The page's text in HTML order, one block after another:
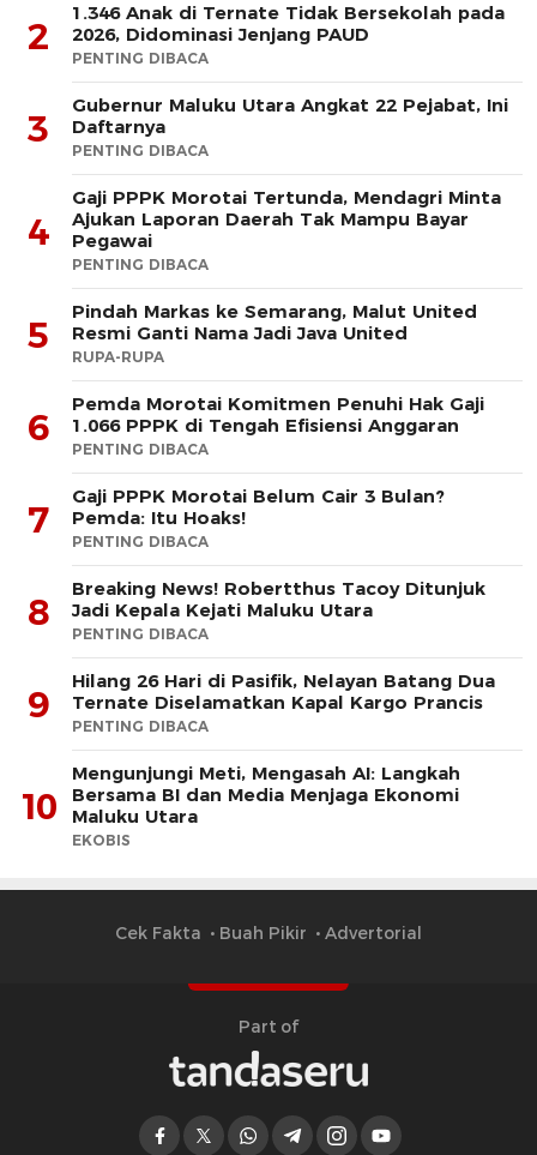
2
1.346 Anak di Ternate Tidak Bersekolah pada
2026, Didominasi Jenjang PAUD
PENTING DIBACA
3
Gubernur Maluku Utara Angkat 22 Pejabat, Ini
Daftarnya
PENTING DIBACA
4
Gaji PPPK Morotai Tertunda, Mendagri Minta
Ajukan Laporan Daerah Tak Mampu Bayar
Pegawai
PENTING DIBACA
5
Pindah Markas ke Semarang, Malut United
Resmi Ganti Nama Jadi Java United
RUPA-RUPA
6
Pemda Morotai Komitmen Penuhi Hak Gaji
1.066 PPPK di Tengah Efisiensi Anggaran
PENTING DIBACA
7
Gaji PPPK Morotai Belum Cair 3 Bulan?
Pemda: Itu Hoaks!
PENTING DIBACA
8
Breaking News! Robertthus Tacoy Ditunjuk
Jadi Kepala Kejati Maluku Utara
PENTING DIBACA
9
Hilang 26 Hari di Pasifik, Nelayan Batang Dua
Ternate Diselamatkan Kapal Kargo Prancis
PENTING DIBACA
10
Mengunjungi Meti, Mengasah AI: Langkah
Bersama BI dan Media Menjaga Ekonomi
Maluku Utara
EKOBIS
Cek Fakta Buah Pikir Advertorial
Part of